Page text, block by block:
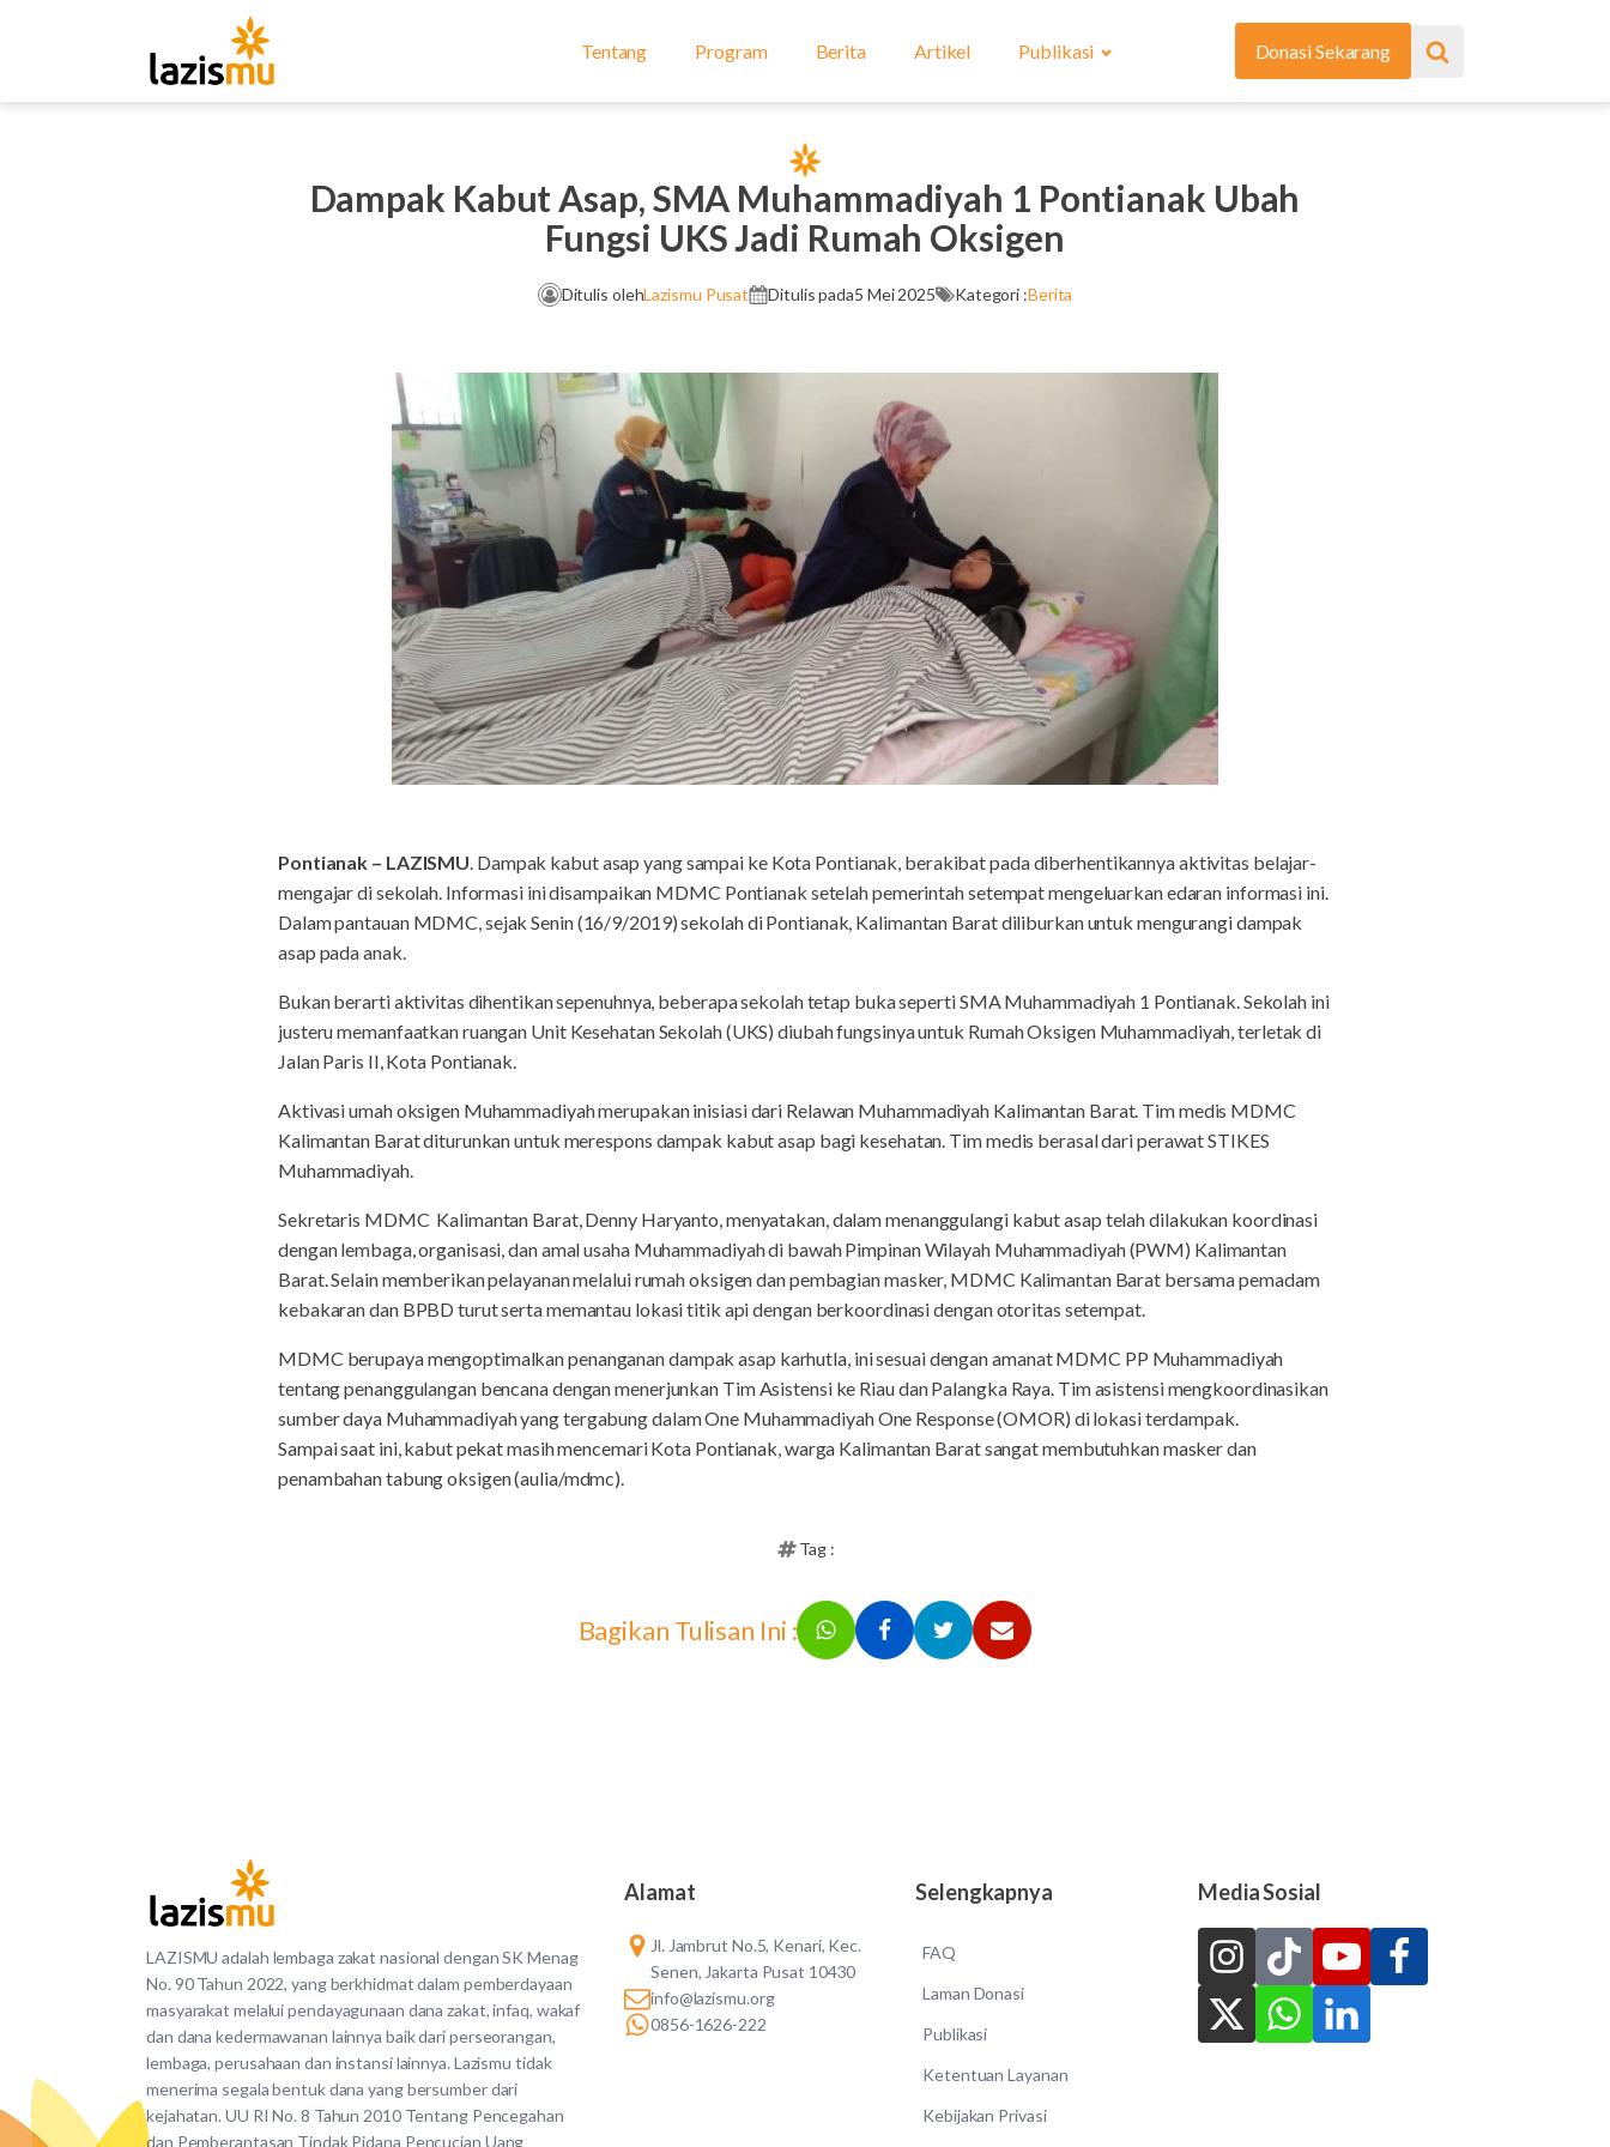
Tentang Program Berita Artikel Publikasi Donasi Sekarang
Dampak Kabut Asap, SMA Muhammadiyah 1 Pontianak Ubah
Fungsi UKS Jadi Rumah Oksigen
Ditulis olehLazismu Pusat Ditulis pada5 Mei 2025 Kategori :Berita
Pontianak – LAZISMU. Dampak kabut asap yang sampai ke Kota Pontianak, berakibat pada diberhentikannya aktivitas belajar-
mengajar di sekolah. Informasi ini disampaikan MDMC Pontianak setelah pemerintah setempat mengeluarkan edaran informasi ini.
Dalam pantauan MDMC, sejak Senin (16/9/2019) sekolah di Pontianak, Kalimantan Barat diliburkan untuk mengurangi dampak
asap pada anak.
Bukan berarti aktivitas dihentikan sepenuhnya, beberapa sekolah tetap buka seperti SMA Muhammadiyah 1 Pontianak. Sekolah ini
justeru memanfaatkan ruangan Unit Kesehatan Sekolah (UKS) diubah fungsinya untuk Rumah Oksigen Muhammadiyah, terletak di
Jalan Paris II, Kota Pontianak.
Aktivasi umah oksigen Muhammadiyah merupakan inisiasi dari Relawan Muhammadiyah Kalimantan Barat. Tim medis MDMC
Kalimantan Barat diturunkan untuk merespons dampak kabut asap bagi kesehatan. Tim medis berasal dari perawat STIKES
Muhammadiyah.
Sekretaris MDMC Kalimantan Barat, Denny Haryanto, menyatakan, dalam menanggulangi kabut asap telah dilakukan koordinasi
dengan lembaga, organisasi, dan amal usaha Muhammadiyah di bawah Pimpinan Wilayah Muhammadiyah (PWM) Kalimantan
Barat. Selain memberikan pelayanan melalui rumah oksigen dan pembagian masker, MDMC Kalimantan Barat bersama pemadam
kebakaran dan BPBD turut serta memantau lokasi titik api dengan berkoordinasi dengan otoritas setempat.
MDMC berupaya mengoptimalkan penanganan dampak asap karhutla, ini sesuai dengan amanat MDMC PP Muhammadiyah
tentang penanggulangan bencana dengan menerjunkan Tim Asistensi ke Riau dan Palangka Raya. Tim asistensi mengkoordinasikan
sumber daya Muhammadiyah yang tergabung dalam One Muhammadiyah One Response (OMOR) di lokasi terdampak.
Sampai saat ini, kabut pekat masih mencemari Kota Pontianak, warga Kalimantan Barat sangat membutuhkan masker dan
penambahan tabung oksigen (aulia/mdmc).
Tag :
Bagikan Tulisan Ini :
LAZISMU adalah lembaga zakat nasional dengan SK Menag
No. 90 Tahun 2022, yang berkhidmat dalam pemberdayaan
masyarakat melalui pendayagunaan dana zakat, infaq, wakaf
dan dana kedermawanan lainnya baik dari perseorangan,
lembaga, perusahaan dan instansi lainnya. Lazismu tidak
menerima segala bentuk dana yang bersumber dari
kejahatan. UU RI No. 8 Tahun 2010 Tentang Pencegahan
dan Pemberantasan Tindak Pidana Pencucian Uang
Alamat
Jl. Jambrut No.5, Kenari, Kec.
Senen, Jakarta Pusat 10430
info@lazismu.org
0856-1626-222
Selengkapnya
FAQ
Laman Donasi
Publikasi
Ketentuan Layanan
Kebijakan Privasi
Media Sosial